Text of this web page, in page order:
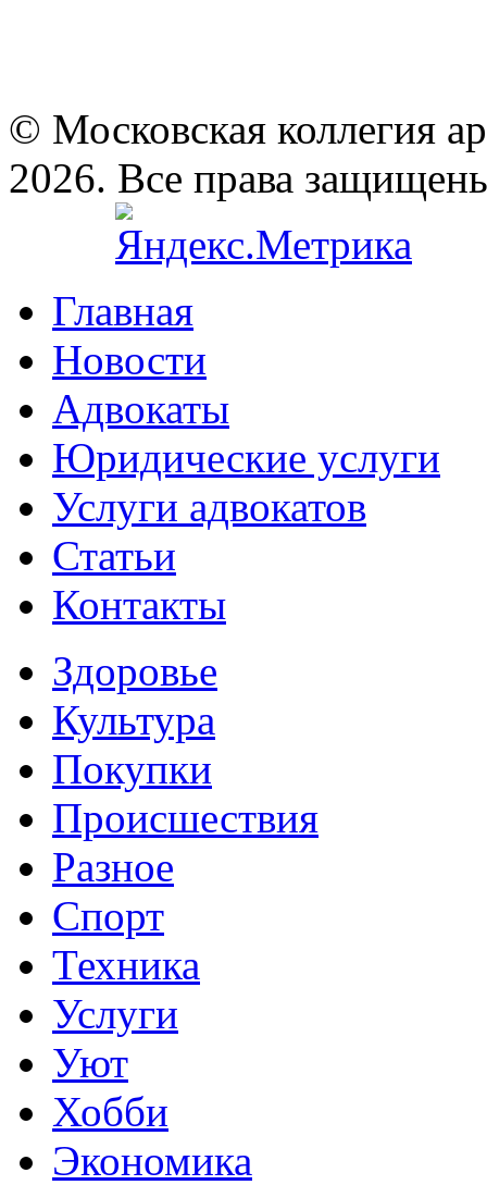
© Московская коллегия
2026. Все права
Главная
Новости
Адвокаты
Юридические услуги
Услуги адвокатов
Статьи
Контакты
Здоровье
Культура
Покупки
Происшествия
Разное
Спорт
Техника
Услуги
Уют
Хобби
Экономика